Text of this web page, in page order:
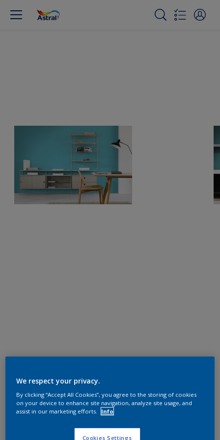
We respect your privacy.
By clicking “Accept All Cookies”, you agree to the storing of cookies
on your device to enhance site navigation, analyze site usage, and
assist in our marketing efforts.
Info
Cookies Settings